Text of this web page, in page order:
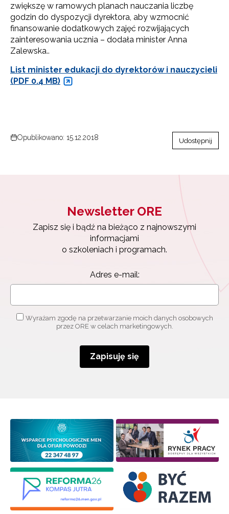
zwiększę w ramowych planach nauczania liczbę
godzin do dyspozycji dyrektora, aby wzmocnić
finansowanie dodatkowych zajęć rozwijających
zainteresowania ucznia – dodała minister Anna
Zalewska..
List minister edukacji do dyrektorów i nauczycieli
(PDF 0.4 MB)
Opublikowano: 15.12.2018 Udostępnij
Newsletter ORE
Zapisz się i bądź na bieżąco z najnowszymi
informacjami
o szkoleniach i programach.
Adres e-mail:
Wyrażam zgodę na przetwarzanie moich danych osobowych
przez ORE w celach marketingowych.
Zapisuję się